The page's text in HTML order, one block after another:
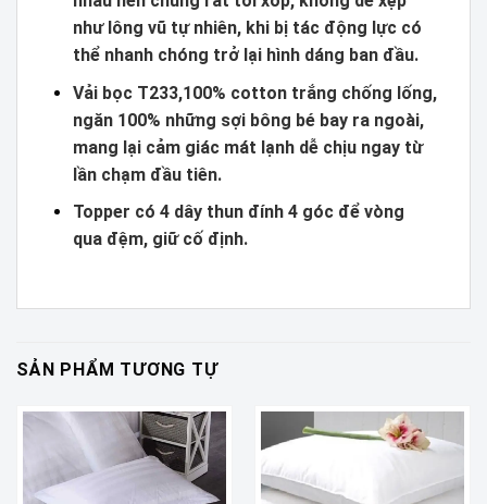
như lông vũ tự nhiên, khi bị tác động lực có
thể nhanh chóng trở lại hình dáng ban đầu.
Vải bọc T233,100% cotton trắng chống lống,
ngăn 100% những sợi bông bé bay ra ngoài,
mang lại cảm giác mát lạnh dễ chịu ngay từ
lần chạm đầu tiên.
Topper có 4 dây thun đính 4 góc để vòng
qua đệm, giữ cố định.
SẢN PHẨM TƯƠNG TỰ